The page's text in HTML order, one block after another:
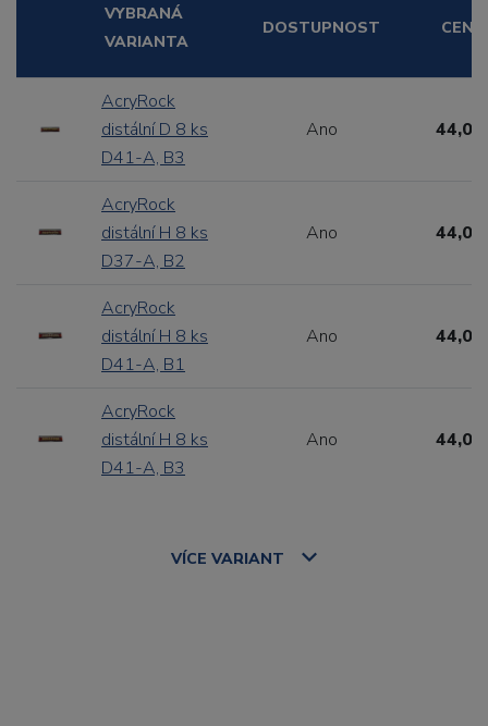
VYBRANÁ
VARIANTA
DOSTUPNOST CENA
AcryRock
distální D 8 ks
D41-A, B3
Ano 44,00
AcryRock
distální H 8 ks
D37-A, B2
Ano 44,00
AcryRock
distální H 8 ks
D41-A, B1
Ano 44,00
AcryRock
distální H 8 ks
D41-A, B3
Ano 44,00
VÍCE VARIANT